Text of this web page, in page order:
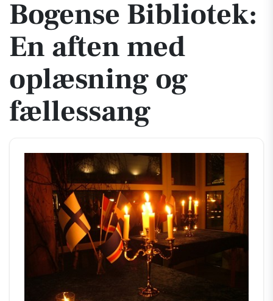
Bogense Bibliotek:
En aften med
oplæsning og
fællessang